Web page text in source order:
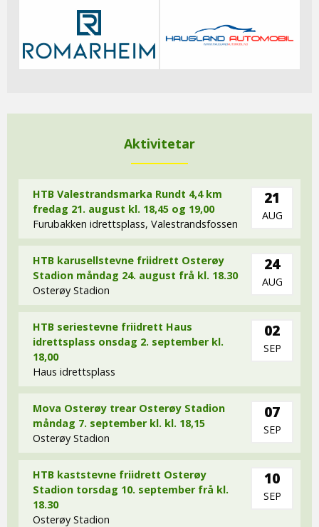
Aktivitetar
HTB Valestrandsmarka Rundt 4,4 km
fredag 21. august kl. 18,45 og 19,00
Furubakken idrettsplass, Valestrandsfossen
21
AUG
HTB karusellstevne friidrett Osterøy
Stadion måndag 24. august frå kl. 18.30
Osterøy Stadion
24
AUG
HTB seriestevne friidrett Haus
idrettsplass onsdag 2. september kl.
18,00
Haus idrettsplass
02
SEP
Mova Osterøy trear Osterøy Stadion
måndag 7. september kl. kl. 18,15
Osterøy Stadion
07
SEP
HTB kaststevne friidrett Osterøy
Stadion torsdag 10. september frå kl.
18.30
Osterøy Stadion
10
SEP